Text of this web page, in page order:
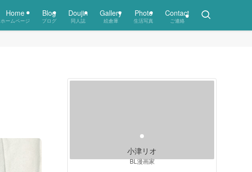
Home
ホームページ
Blog
ブログ
Doujin
同人誌
Gallery
絵倉庫
Photo
生活写真
Contact
ご連絡
小津リオ
BL漫画家